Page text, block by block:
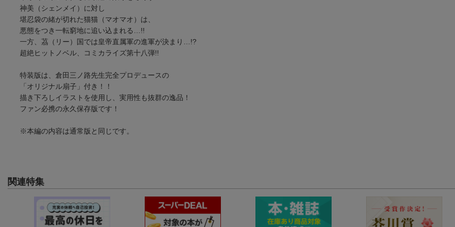
神美（シェンメイ）に対し
堪忍袋の緒が切れた猫猫（マオマオ）は、
悪態をつき一転窮地に追い込まれる…!!
一方、茘（リー）国では皇帝直属軍の進軍が決まり…!?
超絶ヒットノベル、コミカライズ第十八弾!!
特装版は、倉田三ノ路先生完全プロデュースの
「オリジナル扇子」付き！！
描き下ろしイラストを使用し、実用性も抜群の逸品！
ファン必携の永久保存版です！
※本編の内容は通常版と同じです。
関連特集